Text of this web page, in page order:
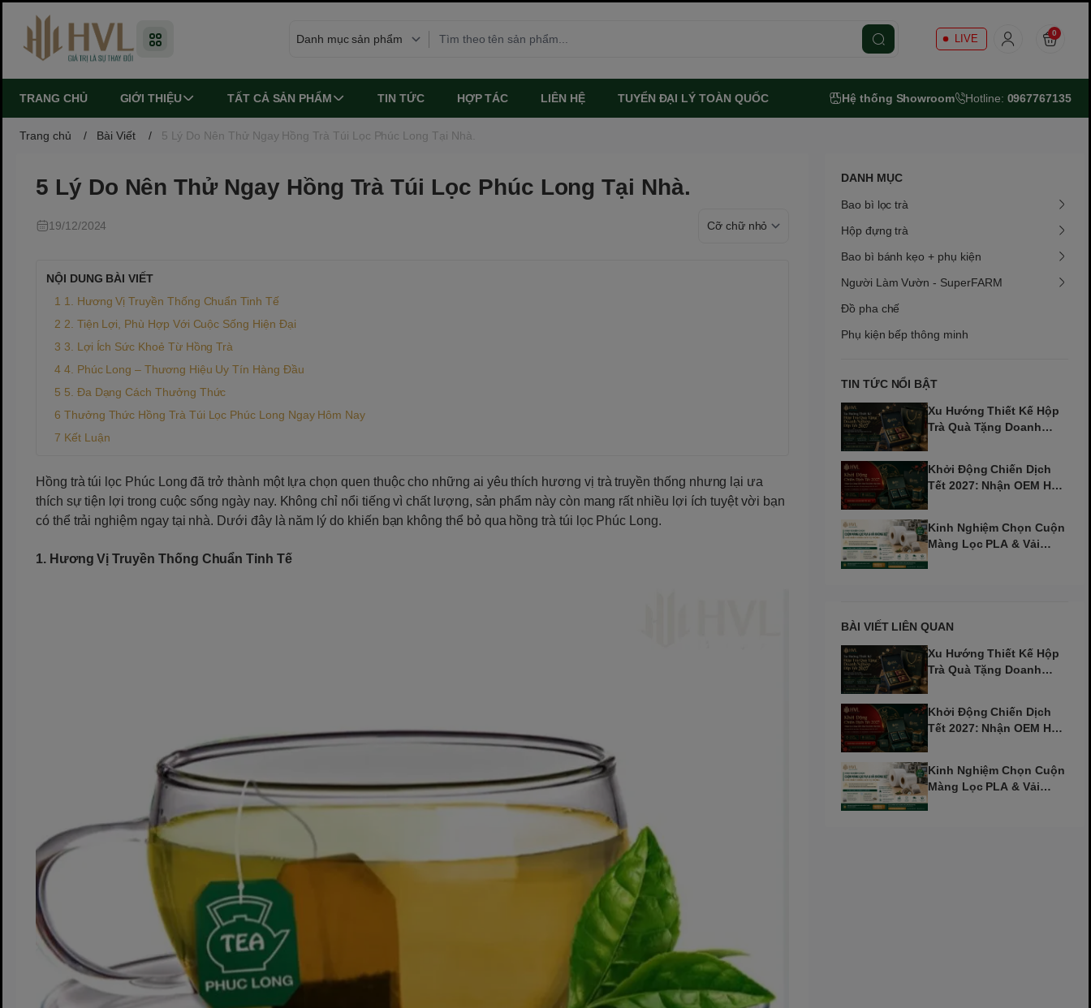
LIVE 0
TRANG CHỦ GIỚI THIỆU TẤT CẢ SẢN PHẨM TIN TỨC HỢP TÁC LIÊN HỆ TUYỂN ĐẠI LÝ TOÀN QUỐC Hệ thống Showroom Hotline: 0967767135
Trang chủ / Bài Viết / 5 Lý Do Nên Thử Ngay Hồng Trà Túi Lọc Phúc Long Tại Nhà.
5 Lý Do Nên Thử Ngay Hồng Trà Túi Lọc Phúc Long Tại Nhà.
19/12/2024
NỘI DUNG BÀI VIẾT
1. Hương Vị Truyền Thống Chuẩn Tinh Tế
2. Tiện Lợi, Phù Hợp Với Cuộc Sống Hiện Đại
3. Lợi Ích Sức Khoẻ Từ Hồng Trà
4. Phúc Long – Thương Hiệu Uy Tín Hàng Đầu
5. Đa Dạng Cách Thưởng Thức
Thưởng Thức Hồng Trà Túi Lọc Phúc Long Ngay Hôm Nay
Kết Luận
Hồng trà túi lọc Phúc Long đã trở thành một lựa chọn quen thuộc cho những ai yêu thích hương vị trà truyền thống nhưng lại ưa
thích sự tiện lợi trong cuộc sống ngày nay. Không chỉ nổi tiếng vì chất lượng, sản phẩm này còn mang rất nhiều lợi ích tuyệt vời bạn
có thể trải nghiệm ngay tại nhà. Dưới đây là năm lý do khiến bạn không thể bỏ qua hồng trà túi lọc Phúc Long.
1. Hương Vị Truyền Thống Chuẩn Tinh Tế
DANH MỤC
Bao bì lọc trà
Hộp đựng trà
Bao bì bánh kẹo + phụ kiện
Người Làm Vườn - SuperFARM
Đồ pha chế
Phụ kiện bếp thông minh
TIN TỨC NỔI BẬT
Xu Hướng Thiết Kế Hộp
Trà Quà Tặng Doanh
Khởi Động Chiến Dịch
Tết 2027: Nhận OEM Hộp
Kinh Nghiệm Chọn Cuộn
Màng Lọc PLA & Vải
BÀI VIẾT LIÊN QUAN
Xu Hướng Thiết Kế Hộp
Trà Quà Tặng Doanh
Khởi Động Chiến Dịch
Tết 2027: Nhận OEM Hộp
Kinh Nghiệm Chọn Cuộn
Màng Lọc PLA & Vải